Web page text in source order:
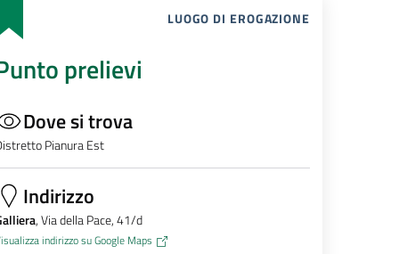
LUOGO DI EROGAZIONE
prelievi
Dove si trova
Pianura Est
Indirizzo
, Via della Pace, 41/d
indirizzo su Google Maps